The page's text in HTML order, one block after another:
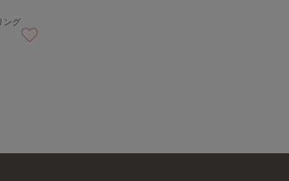
ング